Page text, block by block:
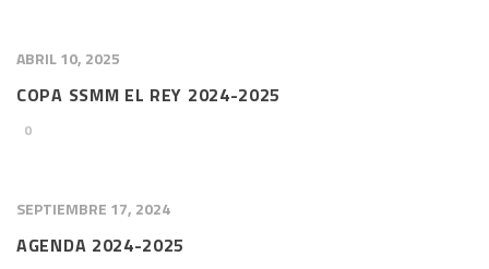
ABRIL 10, 2025
COPA SSMM EL REY 2024-2025
0
SEPTIEMBRE 17, 2024
AGENDA 2024-2025